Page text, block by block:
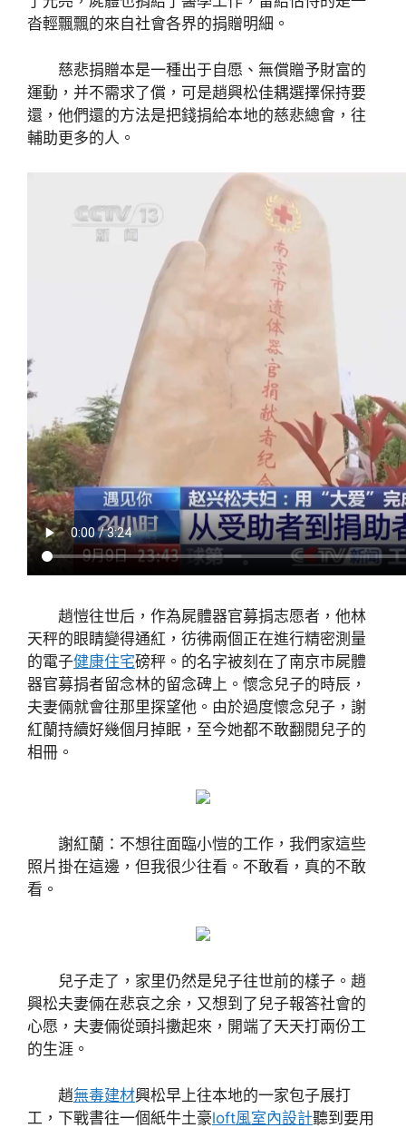
沓輕飄飄的來自社會各界的捐贈明細。
慈悲捐贈本是一種出于自愿、無償贈予財富的
運動，并不需求了償，可是趙興松佳耦選擇保持要
還，他們還的方法是把錢捐給本地的慈悲總會，往
輔助更多的人。
趙愷往世后，作為屍體器官募捐志愿者，他林
天秤的眼睛變得通紅，彷彿兩個正在進行精密測量
的電子健康住宅磅秤。的名字被刻在了南京市屍體
器官募捐者留念林的留念碑上。懷念兒子的時辰，
夫妻倆就會往那里探望他。由於過度懷念兒子，謝
紅蘭持續好幾個月掉眠，至今她都不敢翻閱兒子的
相冊。
謝紅蘭：不想往面臨小愷的工作，我們家這些
照片掛在這邊，但我很少往看。不敢看，真的不敢
看。
兒子走了，家里仍然是兒子往世前的樣子。趙
興松夫妻倆在悲哀之余，又想到了兒子報答社會的
心愿，夫妻倆從頭抖擻起來，開端了天天打兩份工
的生涯。
趙無毒建材興松早上往本地的一家包子展打
工，下戰書往一個紙牛土豪loft風室內設計聽到要用